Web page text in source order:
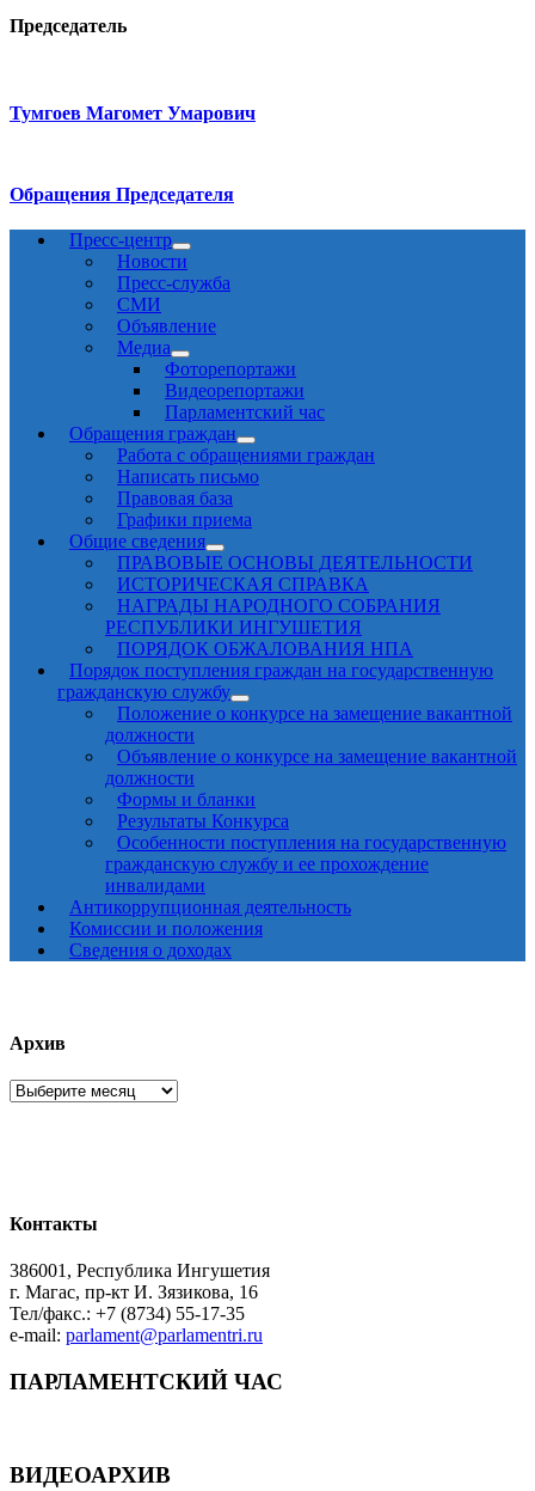
Председатель
Тумгоев Магомет Умарович
Обращения Председателя
Пресс-центр
Новости
Пресс-служба
СМИ
Объявление
Медиа
Фоторепортажи
Видеорепортажи
Парламентский час
Обращения граждан
Работа с обращениями граждан
Написать письмо
Правовая база
Графики приема
Общие сведения
ПРАВОВЫЕ ОСНОВЫ ДЕЯТЕЛЬНОСТИ
ИСТОРИЧЕСКАЯ СПРАВКА
НАГРАДЫ НАРОДНОГО СОБРАНИЯ
РЕСПУБЛИКИ ИНГУШЕТИЯ
ПОРЯДОК ОБЖАЛОВАНИЯ НПА
Порядок поступления граждан на государственную
гражданскую службу
Положение о конкурсе на замещение вакантной
должности
Объявление о конкурсе на замещение вакантной
должности
Формы и бланки
Результаты Конкурса
Особенности поступления на государственную
гражданскую службу и ее прохождение
инвалидами
Антикоррупционная деятельность
Комиссии и положения
Сведения о доходах
Архив
Архив
Контакты
386001, Республика Ингушетия
г. Магас, пр-кт И. Зязикова, 16
Тел/факс.: +7 (8734) 55-17-35
e-mail: parlament@parlamentri.ru
ПАРЛАМЕНТСКИЙ ЧАС
ВИДЕОАРХИВ